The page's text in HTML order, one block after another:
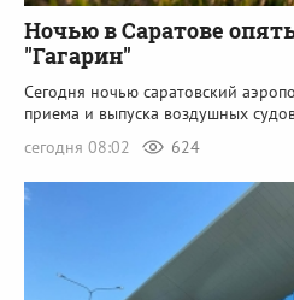
Ночью в Саратове
"Гагарин"
Сегодня ночью саратовский
приема и выпуска воздушных
сегодня 08:02
624